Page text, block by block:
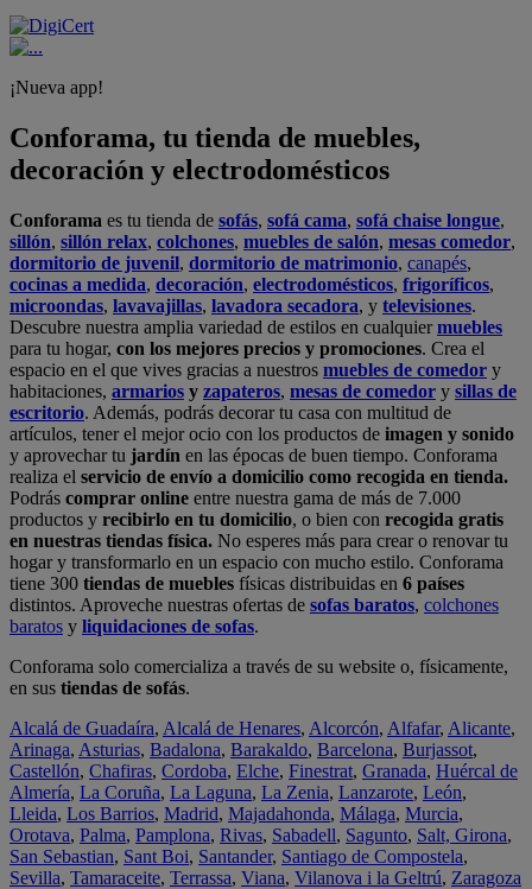
¡Nueva app!
Conforama, tu tienda de muebles,
decoración y electrodomésticos
Conforama es tu tienda de sofás, sofá cama, sofá chaise longue,
sillón, sillón relax, colchones, muebles de salón, mesas comedor,
dormitorio de juvenil, dormitorio de matrimonio, canapés,
cocinas a medida, decoración, electrodomésticos, frigoríficos,
microondas, lavavajillas, lavadora secadora, y televisiones.
Descubre nuestra amplia variedad de estilos en cualquiermuebles
para tu hogar, con los mejores precios y promociones. Crea el
espacio en el que vives gracias a nuestros muebles de comedor y
habitaciones, armarios y zapateros, mesas de comedor y sillas de
escritorio. Además, podrás decorar tu casa con multitud de
artículos, tener el mejor ocio con los productos de imagen y sonido
y aprovechar tu jardín en las épocas de buen tiempo. Conforama
realiza el servicio de envío a domicilio como recogida en tienda.
Podrás comprar online entre nuestra gama de más de 7.000
productos y recibirlo en tu domicilio, o bien con recogida gratis
en nuestras tiendas física. No esperes más para crear o renovar tu
hogar y transformarlo en un espacio con mucho estilo. Conforama
tiene 300 tiendas de muebles físicas distribuidas en 6 países
distintos. Aproveche nuestras ofertas de sofas baratos, colchones
baratos y liquidaciones de sofas.
Conforama solo comercializa a través de su website o, físicamente,
en sus tiendas de sofás.
Alcalá de Guadaíra, Alcalá de Henares, Alcorcón, Alfafar, Alicante,
Arinaga, Asturias, Badalona, Barakaldo, Barcelona, Burjassot,
Castellón, Chafiras, Cordoba, Elche, Finestrat, Granada, Huércal de
Almería, La Coruña, La Laguna, La Zenia, Lanzarote, León,
Lleida, Los Barrios, Madrid, Majadahonda, Málaga, Murcia,
Orotava, Palma, Pamplona, Rivas, Sabadell, Sagunto, Salt, Girona,
San Sebastian, Sant Boi, Santander, Santiago de Compostela,
Sevilla, Tamaraceite, Terrassa, Viana, Vilanova i la Geltrú, Zaragoza